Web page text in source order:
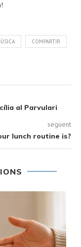
COMPARTIR
al Parvulari
següent
lunch routine is?